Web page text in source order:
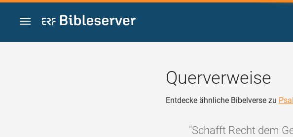
Zum Inhalt springen
Querverweise
Entdecke ähnliche Bibelverse zu
"Schafft Recht dem